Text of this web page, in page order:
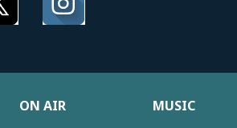
ON AIR
MUSIC